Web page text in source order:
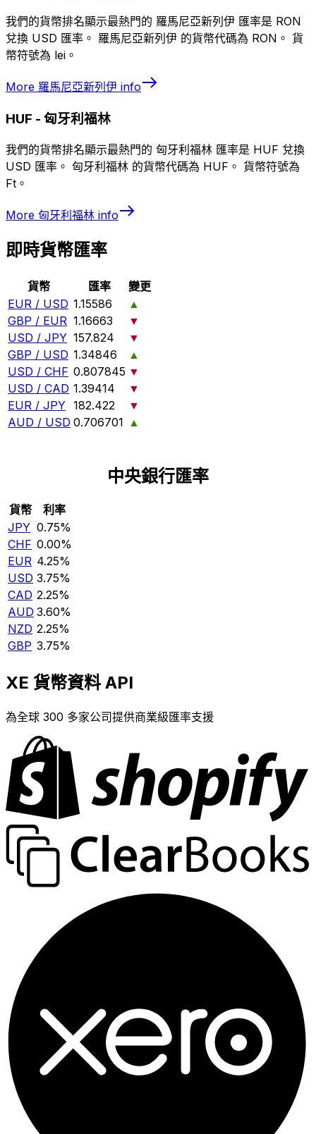
我們的貨幣排名顯示最熱門的 羅馬尼亞新列伊 匯率是 RON
兌換 USD 匯率。 羅馬尼亞新列伊 的貨幣代碼為 RON。 貨
幣符號為 lei。
More 羅馬尼亞新列伊 info
HUF - 匈牙利福林
我們的貨幣排名顯示最熱門的 匈牙利福林 匯率是 HUF 兌換
USD 匯率。 匈牙利福林 的貨幣代碼為 HUF。 貨幣符號為
Ft。
More 匈牙利福林 info
即時貨幣匯率
貨幣 匯率
變更
EUR / USD 1.15586
▲
GBP / EUR 1.16663
▼
USD / JPY 157.824
▼
GBP / USD 1.34846
▲
USD / CHF 0.807845 ▼
USD / CAD 1.39414
▼
EUR / JPY 182.422
▼
AUD / USD 0.706701 ▲
中央銀行匯率
貨幣
利率
JPY 0.75%
CHF 0.00%
EUR 4.25%
USD 3.75%
CAD 2.25%
AUD 3.60%
NZD 2.25%
GBP 3.75%
XE 貨幣資料 API
為全球 300 多家公司提供商業級匯率支援